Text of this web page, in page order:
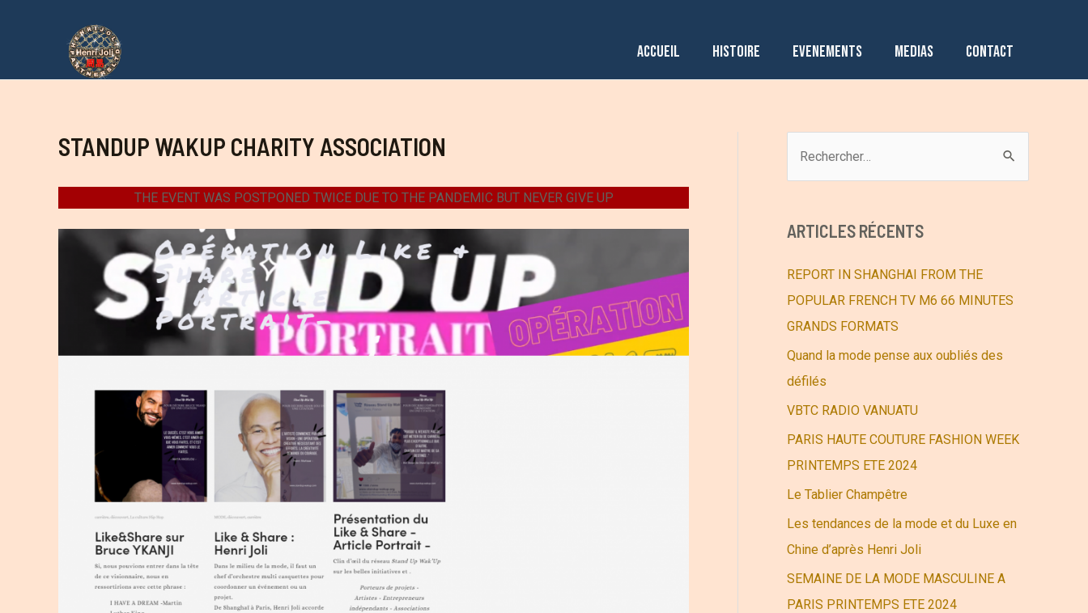
ACCUEIL HISTOIRE EVENEMENTS MEDIAS CONTACT
STANDUP WAKUP CHARITY ASSOCIATION
THE EVENT WAS POSTPONED TWICE DUE TO THE PANDEMIC BUT NEVER GIVE UP
r
c
h
e
r
ARTICLES RÉCENTS
REPORT IN SHANGHAI FROM THE
POPULAR FRENCH TV M6 66 MINUTES
GRANDS FORMATS
Quand la mode pense aux oubliés des
défilés
VBTC RADIO VANUATU
PARIS HAUTE COUTURE FASHION WEEK
PRINTEMPS ETE 2024
Le Tablier Champêtre
Les tendances de la mode et du Luxe en
Chine d’après Henri Joli
SEMAINE DE LA MODE MASCULINE A
PARIS PRINTEMPS ETE 2024